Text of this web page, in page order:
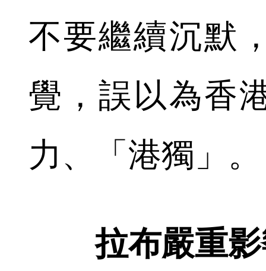
不要繼續沉默
覺，誤以為香
力、「港獨」。
拉布嚴重